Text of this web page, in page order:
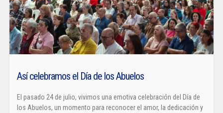
Así celebramos el Día de los Abuelos
El pasado 24 de julio, vivimos una emotiva celebración del Día de
los Abuelos, un momento para reconocer el amor, la dedicación y